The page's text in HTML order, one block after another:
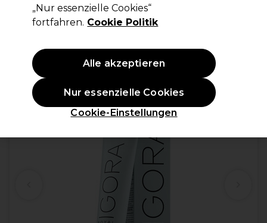
(1)
ANGEBOT
„Nur essenzielle Cookies“
fortfahren. Cookie Politik
Cookie-Einstellungen
Nur essenzielle Cookies
Alle akzeptieren